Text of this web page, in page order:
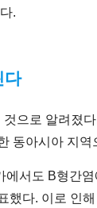
.
다
으로 알려졌
동아시아 지
서도 B형간
다. 이로 인